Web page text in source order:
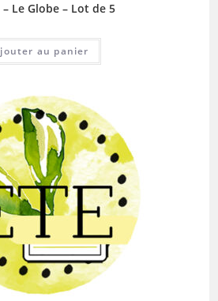
– Le Globe – Lot de 5
au panier